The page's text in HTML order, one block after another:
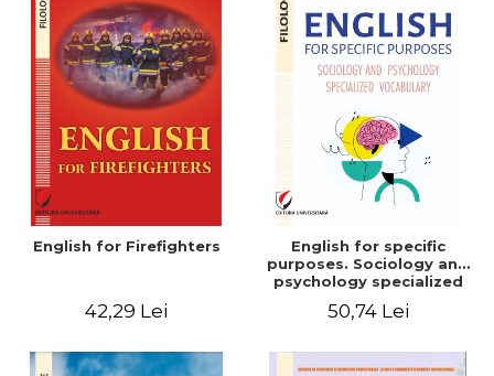
English for Firefighters
42,29 Lei
English for specific
purposes. Sociology and
psychology specialized
50,74 Lei